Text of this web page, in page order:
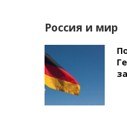
Россия и мир